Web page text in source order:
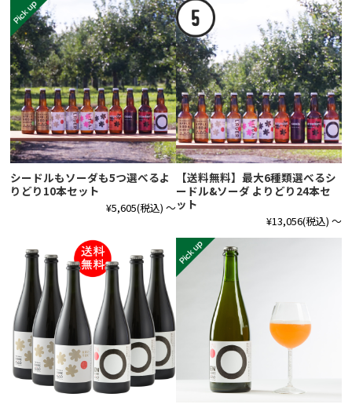
シードルもソーダも5つ選べるよ
りどり10本セット
¥5,605(税込) ～
【送料無料】最大6種類選べるシ
ードル&ソーダ よりどり24本セ
ット
¥13,056(税込) ～